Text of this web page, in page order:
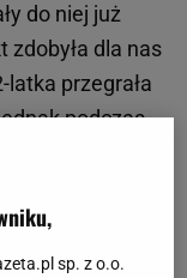
do niej już
zdobyła dla nas
przegrała
podczas
rywalka
Kawa
trzecim secie
sp. z o.o.